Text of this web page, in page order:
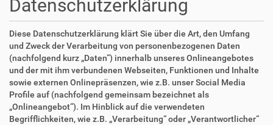
Datenschutzerklärung
Diese Datenschutzerklärung klärt Sie über die Art, den Umfang
und Zweck der Verarbeitung von personenbezogenen Daten
(nachfolgend kurz „Daten“) innerhalb unseres Onlineangebotes
und der mit ihm verbundenen Webseiten, Funktionen und Inhalte
sowie externen Onlinepräsenzen, wie z.B. unser Social Media
Profile auf (nachfolgend gemeinsam bezeichnet als
„Onlineangebot“). Im Hinblick auf die verwendeten
Begrifflichkeiten, wie z.B. „Verarbeitung“ oder „Verantwortlicher“